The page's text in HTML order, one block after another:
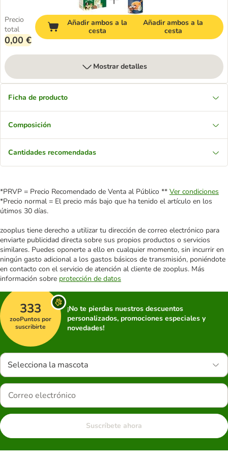
Precio
total
0,00 €
Añadir ambos a la
cesta
Añadir ambos a la
cesta
Mostrar detalles
Ficha de producto
Composición
Cantidades recomendadas
*PRVP = Precio Recomendado de Venta al Público ** Ver condiciones
*Precio normal = El precio más bajo que ha tenido el artículo en los
útimos 30 días.
zooplus tiene derecho a utilizar tu dirección de correo electrónico para
enviarte publicidad directa sobre sus propios productos o servicios
similares. Puedes oponerte a ello en cualquier momento, sin incurrir en
ningún gasto adicional a los gastos básicos de transmisión, poniéndote
en contacto con el servicio de atención al cliente de zooplus. Más
información sobre protección de datos
333
zooPuntos por
suscribirte
¡No te pierdas nuestros descuentos
personalizados, promociones especiales y
novedades!
Selecciona la mascota
Suscríbete ahora